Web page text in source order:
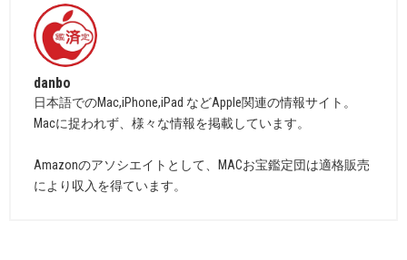
danbo
日本語でのMac,iPhone,iPad などApple関連の情報サイト。
Macに捉われず、様々な情報を掲載しています。
Amazonのアソシエイトとして、MACお宝鑑定団は適格販売
により収入を得ています。